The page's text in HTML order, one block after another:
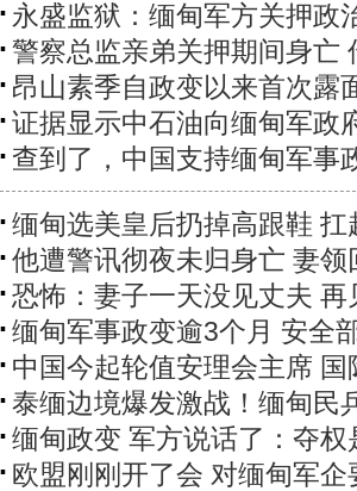
永盛监狱：缅甸军方关押政
警察总监亲弟关押期间身亡
昂山素季自政变以来首次露
证据显示中石油向缅甸军政
查到了，中国支持缅甸军事
缅甸选美皇后扔掉高跟鞋
他遭警讯彻夜未归身亡 妻
恐怖：妻子一天没见丈夫
缅甸军事政变逾3个月 安全
中国今起轮值安理会主席
泰缅边境爆发激战！缅甸民
缅甸政变 军方说话了：夺
欧盟刚刚开了会 对缅甸军企